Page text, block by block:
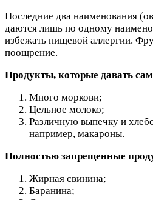
Последние два наименования
даются лишь по одному
избежать пищевой аллергии.
поощрение.
Продукты, которые давать
Много моркови;
Цельное молоко;
Различную выпечку и
например, макароны.
Полностью запрещенные
Жирная свинина;
Баранина;